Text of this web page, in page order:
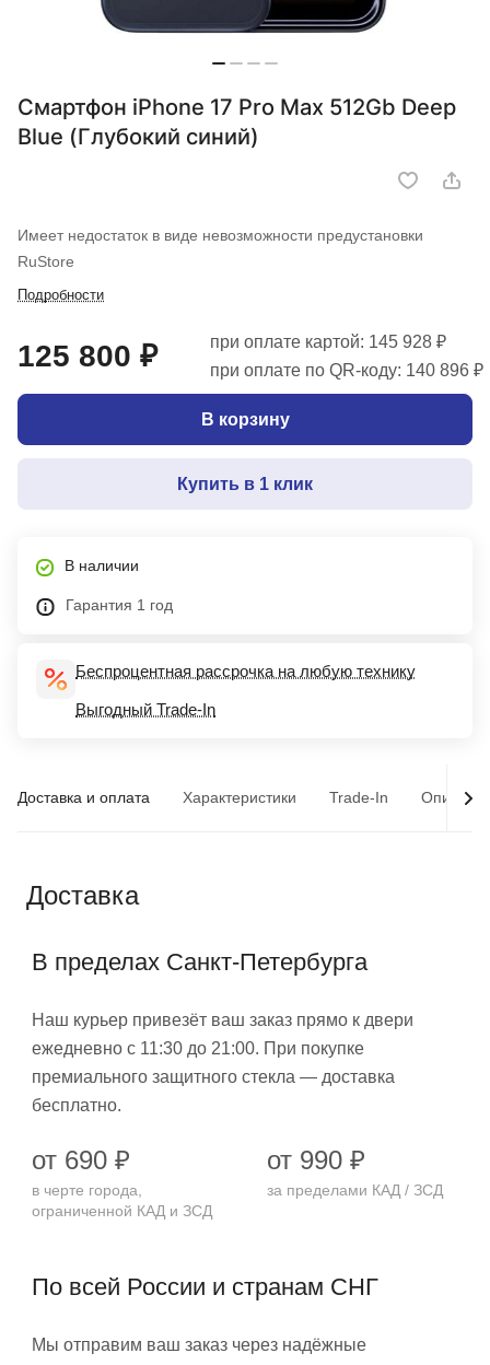
Смартфон iPhone 17 Pro Max 512Gb Deep
Blue (Глубокий синий)
Имеет недостаток в виде невозможности предустановки
RuStore
Подробности
125 800 ₽
при оплате картой: 145 928 ₽
при оплате по QR-коду: 140 896 ₽
В корзину
Купить в 1 клик
В наличии
Гарантия 1 год
Беспроцентная рассрочка на любую технику
Выгодный Trade-In
Доставка и оплата Характеристики Trade-In
Доставка
В пределах Санкт-Петербурга
Наш курьер привезёт ваш заказ прямо к двери
ежедневно с 11:30 до 21:00. При покупке
премиального защитного стекла — доставка
бесплатно.
от 690 ₽
в черте города,
ограниченной КАД и ЗСД
от 990 ₽
за пределами КАД / ЗСД
По всей России и странам СНГ
Мы отправим ваш заказ через надёжные